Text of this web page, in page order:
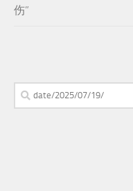
伤”
搜
索：